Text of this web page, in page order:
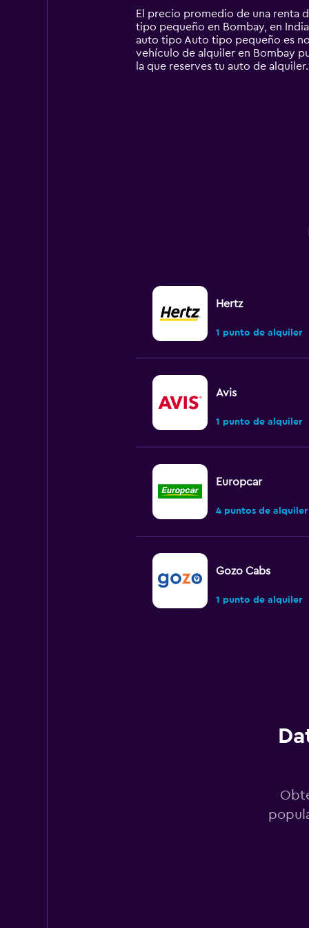
14
categories.
The
chart
has
El precio promedio de una renta
tipo pequeño en Bombay, en
auto tipo Auto tipo pequeño es
vehículo de alquiler en Bombay
la que reserves tu auto de alquiler.
Hertz
1 punto de alquiler
Avis
1 punto de alquiler
Europcar
4 puntos de alquiler
Gozo Cabs
1 punto de alquiler